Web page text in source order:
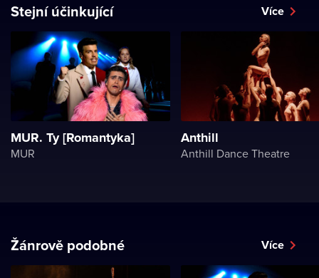
Stejní účinkující Více
MUR. Ty [Romantyka]
MUR
Anthill
Anthill Dance Theatre
Žánrově podobné Více